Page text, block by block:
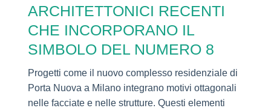
ARCHITETTONICI RECENTI
CHE INCORPORANO IL
SIMBOLO DEL NUMERO 8
Progetti come il nuovo complesso residenziale di
Porta Nuova a Milano integrano motivi ottagonali
nelle facciate e nelle strutture. Questi elementi